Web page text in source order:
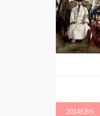
2014KBS